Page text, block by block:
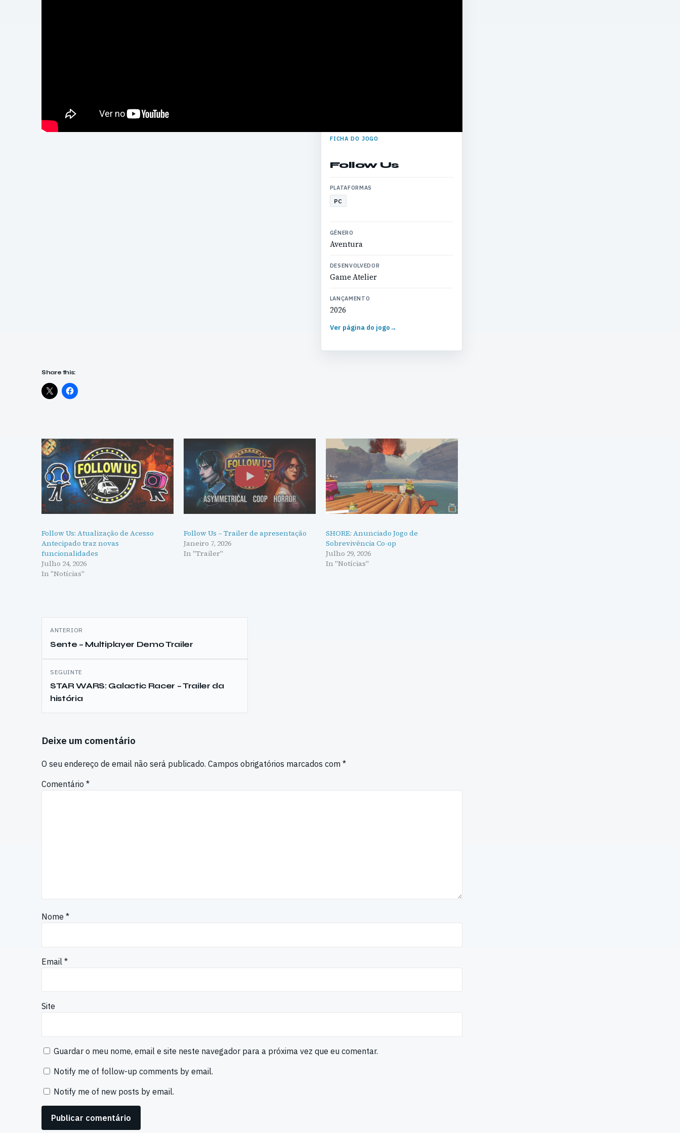
FICHA DO JOGO
Follow Us
PLATAFORMAS
PC
GÉNERO
Aventura
DESENVOLVEDOR
Game Atelier
LANÇAMENTO
2026
Ver página do jogo→
Share this:
Follow Us: Atualização de Acesso
Antecipado traz novas
funcionalidades
Julho 24, 2026
In "Notícias"
Follow Us – Trailer de apresentação
Janeiro 7, 2026
In "Trailer"
SHORE: Anunciado Jogo de
Sobrevivência Co-op
Julho 29, 2026
In "Notícias"
Navegação
de
artigos
ANTERIOR
Sente – Multiplayer Demo Trailer
SEGUINTE
STAR WARS: Galactic Racer – Trailer da
história
Deixe um comentário
O seu endereço de email não será publicado. Campos obrigatórios marcados com *
Comentário *
Nome *
Email *
Site
Guardar o meu nome, email e site neste navegador para a próxima vez que eu comentar.
Notify me of follow-up comments by email.
Notify me of new posts by email.